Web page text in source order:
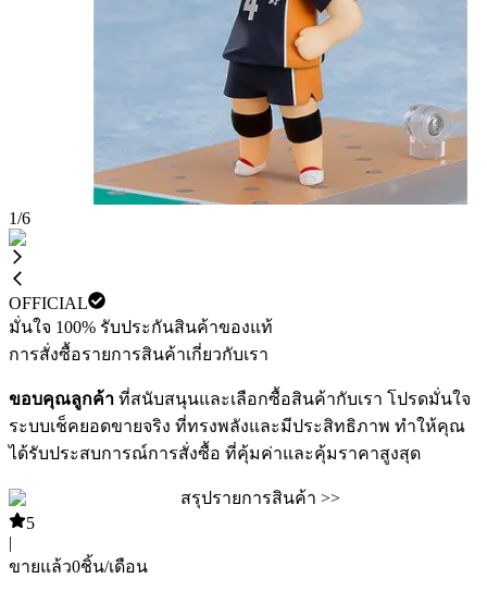
1/6
OFFICIAL
มั่นใจ 100% รับประกันสินค้าของแท้
การสั่งซื้อรายการสินค้าเกี่ยวกับเรา
ขอบคุณลูกค้า ที่สนับสนุนและเลือกซื้อสินค้ากับเรา โปรดมั่นใจ
ระบบเช็คยอดขายจริง ที่ทรงพลังและมีประสิทธิภาพ ทำให้คุณ
ได้รับประสบการณ์การสั่งซื้อ ที่คุ้มค่าและคุ้มราคาสูงสุด
สรุปรายการสินค้า >>
5
|
ขายแล้ว0ชิ้น/เดือน